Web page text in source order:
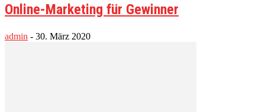
Online-Marketing für Gewinner
admin - 30. März 2020